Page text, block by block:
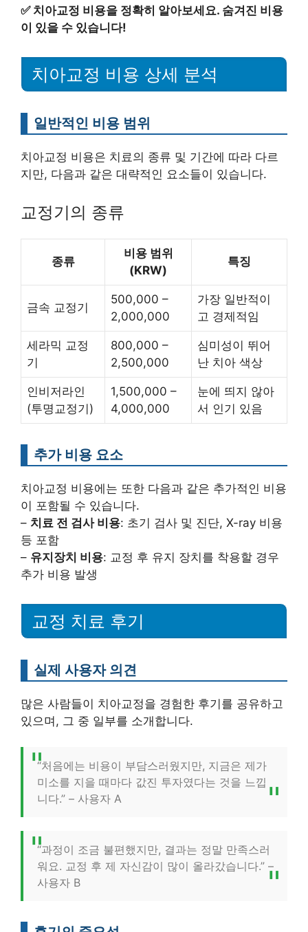
✅ 치아교정 비용을 정확히 알아보세요. 숨겨진 비용
이 있을 수 있습니다!
치아교정 비용 상세 분석
일반적인 비용 범위
치아교정 비용은 치료의 종류 및 기간에 따라 다르
지만, 다음과 같은 대략적인 요소들이 있습니다.
교정기의 종류
종류
비용 범위
(KRW)
특징
금속 교정기
500,000 –
2,000,000
가장 일반적이
고 경제적임
세라믹 교정
기
800,000 –
2,500,000
심미성이 뛰어
난 치아 색상
인비저라인
(투명교정기)
1,500,000 –
4,000,000
눈에 띄지 않아
서 인기 있음
추가 비용 요소
치아교정 비용에는 또한 다음과 같은 추가적인 비용
이 포함될 수 있습니다.
– 치료 전 검사 비용: 초기 검사 및 진단, X-ray 비용
등 포함
– 유지장치 비용: 교정 후 유지 장치를 착용할 경우
추가 비용 발생
교정 치료 후기
실제 사용자 의견
많은 사람들이 치아교정을 경험한 후기를 공유하고
있으며, 그 중 일부를 소개합니다.
“처음에는 비용이 부담스러웠지만, 지금은 제가
미소를 지을 때마다 값진 투자였다는 것을 느낍
니다.” – 사용자 A
“과정이 조금 불편했지만, 결과는 정말 만족스러
워요. 교정 후 제 자신감이 많이 올라갔습니다.” –
사용자 B